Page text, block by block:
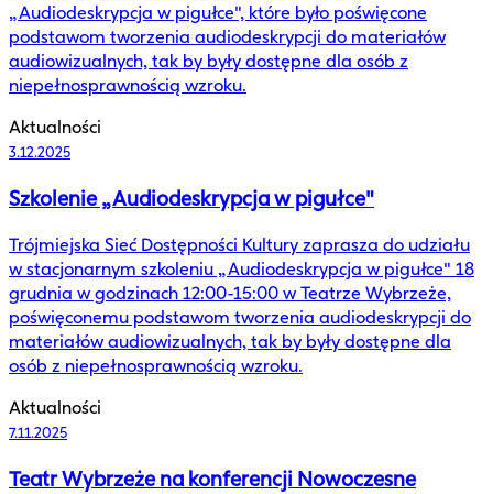
„Audiodeskrypcja w pigułce", które było poświęcone
podstawom tworzenia audiodeskrypcji do materiałów
audiowizualnych, tak by były dostępne dla osób z
niepełnosprawnością wzroku.
Aktualności
3.12.2025
Szkolenie „Audiodeskrypcja w pigułce"
Trójmiejska Sieć Dostępności Kultury zaprasza do udziału
w stacjonarnym szkoleniu „Audiodeskrypcja w pigułce" 18
grudnia w godzinach 12:00-15:00 w Teatrze Wybrzeże,
poświęconemu podstawom tworzenia audiodeskrypcji do
materiałów audiowizualnych, tak by były dostępne dla
osób z niepełnosprawnością wzroku.
Aktualności
7.11.2025
Teatr Wybrzeże na konferencji Nowoczesne